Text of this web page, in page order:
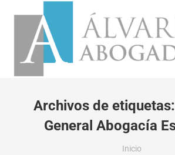
Archivos de etiquetas:
General Abogacía
Inicio